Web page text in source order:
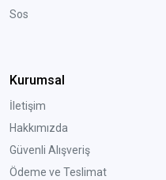
Sos
Kurumsal
İletişim
Hakkımızda
Güvenli Alışveriş
Ödeme ve Teslimat